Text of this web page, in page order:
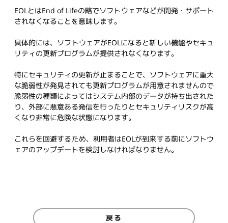
EOLとはEnd of Lifeの略でソフトウェアなどが開発・サポート
されなくなることを意味します。
具体的には、ソフトウェアがEOLになると新しい機能やセキュ
リティの更新プログラムが提供されなくなります。
特にセキュリティの更新が止まることで、ソフトウェアに重大
な脆弱性が発見されても更新プログラムが用意されませんので
脆弱性の種類によってはシステム内部のデータが持ち出された
り、外部に悪意ある発信を行ったりとセキュリティリスクが高
くなり非常に危険な状態になります。
これらを回避するため、利用者はEOLが到来する前にソフトウ
ェアのアップデートを検討しなければなりません。
戻る